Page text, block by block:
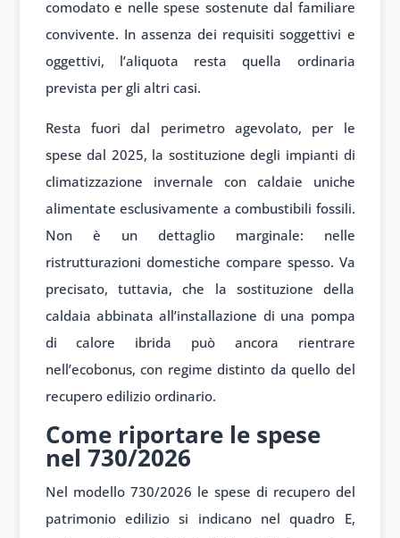
comodato e nelle spese sostenute dal familiare
convivente. In assenza dei requisiti soggettivi e
oggettivi, l’aliquota resta quella ordinaria
prevista per gli altri casi.
Resta fuori dal perimetro agevolato, per le
spese dal 2025, la sostituzione degli impianti di
climatizzazione invernale con caldaie uniche
alimentate esclusivamente a combustibili fossili.
Non è un dettaglio marginale: nelle
ristrutturazioni domestiche compare spesso. Va
precisato, tuttavia, che la sostituzione della
caldaia abbinata all’installazione di una pompa
di calore ibrida può ancora rientrare
nell’ecobonus, con regime distinto da quello del
recupero edilizio ordinario.
Come riportare le spese
nel 730/2026
Nel modello 730/2026 le spese di recupero del
patrimonio edilizio si indicano nel quadro E,